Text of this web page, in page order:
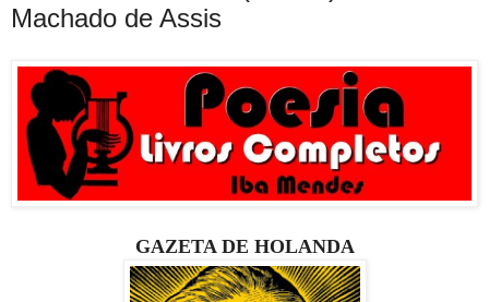
Machado de Assis
GAZETA DE HOLANDA